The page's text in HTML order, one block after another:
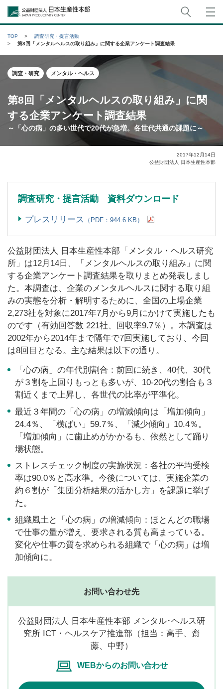
公益財団法人日本生産性本部
TOP
調査研究・提言活動
第8回「メンタルヘルスの取り組み」に関する企業アンケート調査結果
調査・研究 メンタル・ヘルス
第8回「メンタルヘルスの取り組み」に関
する企業アンケート調査結果
～「心の病」の多い世代で20代が急増。各世代共通の課題に～
2017年12月14日
公益財団法人 日本生産性本部
調査研究・提言活動 資料ダウンロード
プレスリリース （PDF：944.6 KB）
公益財団法人 日本生産性本部「メンタル・ヘルス研究
所」は12月14日、「メンタルヘルスの取り組み」に関
する企業アンケート調査結果を取りまとめ発表しまし
た。本調査は、企業のメンタルヘルスに関する取り組
みの実態を分析・解明するために、全国の上場企業
2,273社を対象に2017年7月から9月にかけて実施したも
のです（有効回答数 221社、回収率9.7％）。本調査は
2002年から2014年まで隔年で7回実施しており、今回
は8回目となる。主な結果は以下の通り。
「心の病」の年代別割合：前回に続き、40代、30代
が３割を上回りもっとも多いが、10-20代の割合も３
割近くまで上昇し、各世代の比率が平準化。
最近３年間の「心の病」の増減傾向は「増加傾向」
24.4％、「横ばい」59.7％、「減少傾向」10.4％。
「増加傾向」に歯止めがかかるも、依然として踊り
場状態。
ストレスチェック制度の実施状況：各社の平均受検
率は90.0％と高水準。今後については、実施企業の
約６割が「集団分析結果の活かし方」を課題に挙げ
た。
組織風土と「心の病」の増減傾向：ほとんどの職場
で仕事の量が増え、要求される質も高まっている。
変化や仕事の質を求められる組織で「心の病」は増
加傾向に。
お問い合わせ先
公益財団法人 日本生産性本部 メンタル･ヘルス研
究所 ICT・ヘルスケア推進部（担当：高手、齋
藤、中野）
WEBからのお問い合わせ